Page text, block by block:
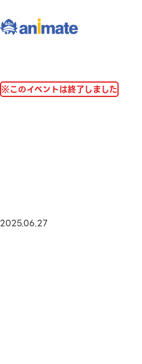
※このイベントは終了しました
2025.06.27